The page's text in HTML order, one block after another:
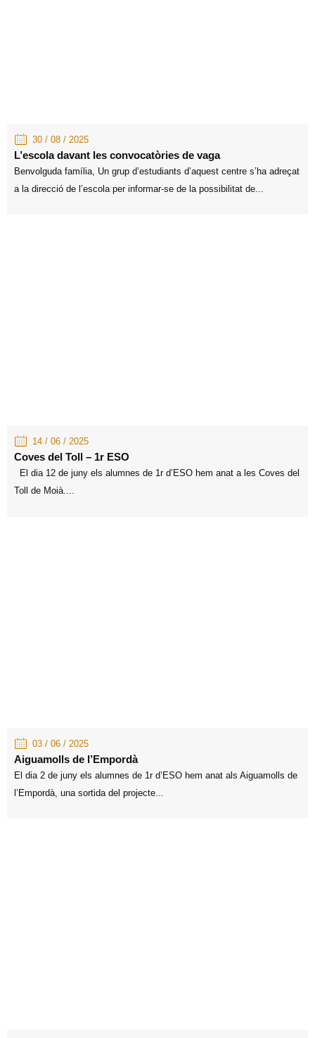
30 / 08 / 2025
L’escola davant les convocatòries de vaga
Benvolguda família, Un grup d’estudiants d’aquest centre s’ha adreçat
a la direcció de l’escola per informar-se de la possibilitat de...
14 / 06 / 2025
Coves del Toll – 1r ESO
El dia 12 de juny els alumnes de 1r d’ESO hem anat a les Coves del
Toll de Moià....
03 / 06 / 2025
Aiguamolls de l’Empordà
El dia 2 de juny els alumnes de 1r d’ESO hem anat als Aiguamolls de
l’Empordà, una sortida del projecte...